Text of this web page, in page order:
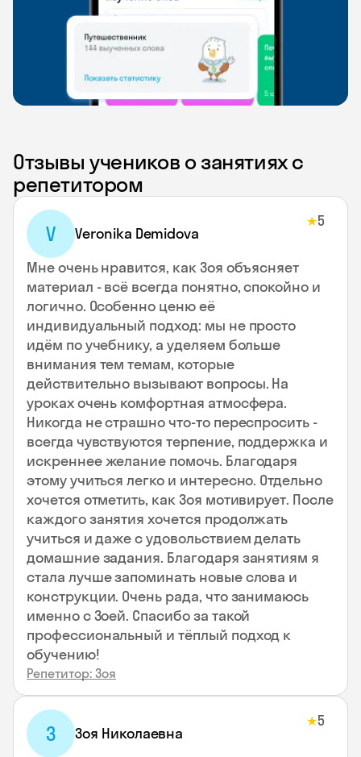
Отзывы учеников о занятиях с
репетитором
V Veronika Demidova
★5
Мне очень нравится, как Зоя объясняет
материал - всё всегда понятно, спокойно и
логично. Особенно ценю её
индивидуальный подход: мы не просто
идём по учебнику, а уделяем больше
внимания тем темам, которые
действительно вызывают вопросы. На
уроках очень комфортная атмосфера.
Никогда не страшно что-то переспросить -
всегда чувствуются терпение, поддержка и
искреннее желание помочь. Благодаря
этому учиться легко и интересно. Отдельно
хочется отметить, как Зоя мотивирует. После
каждого занятия хочется продолжать
учиться и даже с удовольствием делать
домашние задания. Благодаря занятиям я
стала лучше запоминать новые слова и
конструкции. Очень рада, что занимаюсь
именно с Зоей. Спасибо за такой
профессиональный и тёплый подход к
обучению!
Репетитор: Зоя
З Зоя Николаевна
★5